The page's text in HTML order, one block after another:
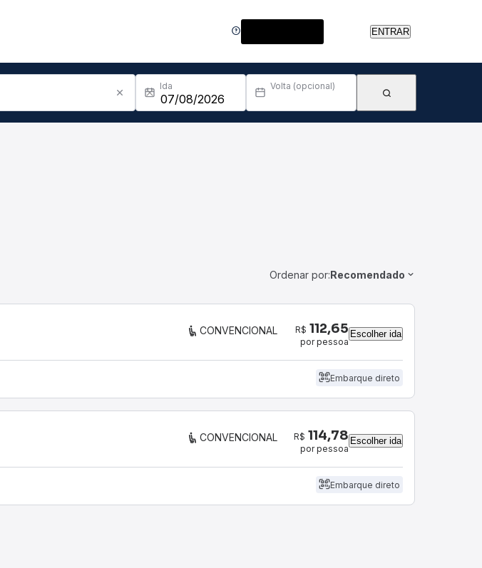
ENTRAR
Ida Volta (opcional)
Ordenar por:Recomendado
CONVENCIONAL R$ 112,65
por pessoa
Escolher ida
Embarque direto
CONVENCIONAL R$ 114,78
por pessoa
Escolher ida
Embarque direto